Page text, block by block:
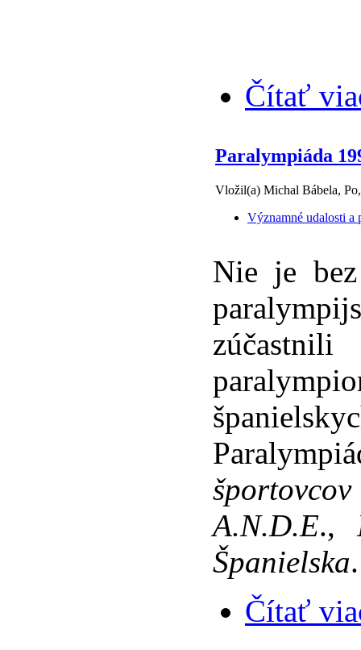
Čítať
Paralympiáda
Vložil(a) Michal Bábela,
Významné udalosti a
Nie je
A.N.D.E.,
Španielska.
Čítať